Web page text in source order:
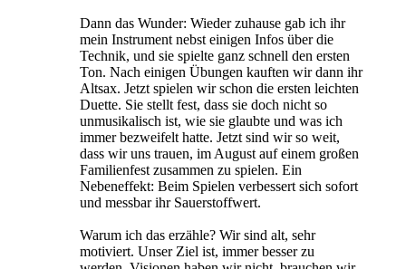
Dann das Wunder: Wieder zuhause gab ich ihr
mein Instrument nebst einigen Infos über die
Technik, und sie spielte ganz schnell den ersten
Ton. Nach einigen Übungen kauften wir dann ihr
Altsax. Jetzt spielen wir schon die ersten leichten
Duette. Sie stellt fest, dass sie doch nicht so
unmusikalisch ist, wie sie glaubte und was ich
immer bezweifelt hatte. Jetzt sind wir so weit,
dass wir uns trauen, im August auf einem großen
Familienfest zusammen zu spielen. Ein
Nebeneffekt: Beim Spielen verbessert sich sofort
und messbar ihr Sauerstoffwert.
Warum ich das erzähle? Wir sind alt, sehr
motiviert. Unser Ziel ist, immer besser zu